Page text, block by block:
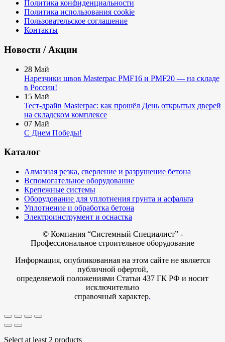
Политика конфиденциальности
Политика использования cookie
Пользовательское соглашение
Контакты
Новости / Акции
28 Май
Нарезчики швов Masterpac PMF16 и PMF20 — на складе
в России!
15 Май
Тест-драйв Masterpac: как прошёл День открытых дверей
на складском комплексе
07 Май
С Днем Победы!
Каталог
Алмазная резка, сверление и разрушение бетона
Вспомогательное оборудование
Крепежные системы
Оборудование для уплотнения грунта и асфальта
Уплотнение и обработка бетона
Электроинструмент и оснастка
© Компания “Системный Специалист” -
Профессиональное строительное оборудование
Информация, опубликованная на этом сайте не является
публичной офертой,
определяемой положениями Статьи 437 ГК РФ и носит
исключительно
справочный характер.
Select at least 2 products